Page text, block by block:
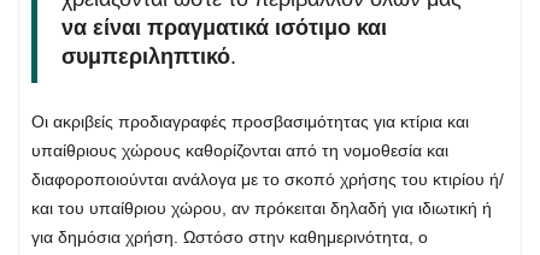
να είναι πραγματικά ισότιμο και
συμπεριληπτικό.
Οι ακριβείς προδιαγραφές προσβασιμότητας για κτίρια και
υπαίθριους χώρους καθορίζονται από τη νομοθεσία και
διαφοροποιούνται ανάλογα με το σκοπό χρήσης του κτιρίου ή/
και του υπαίθριου χώρου, αν πρόκειται δηλαδή για ιδιωτική ή
για δημόσια χρήση. Ωστόσο στην καθημερινότητα, ο